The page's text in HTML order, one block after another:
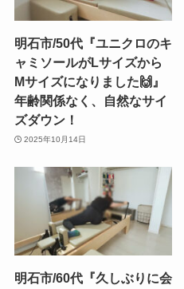
明石市/50代『ユニクロのキ
ャミソールがLサイズから
Mサイズになりました🙌』
年齢関係なく、自然なサイ
ズダウン！
2025年10月14日
明石市/60代『久しぶりに会